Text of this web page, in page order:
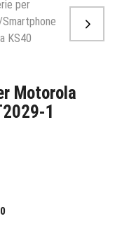
Motorola
1